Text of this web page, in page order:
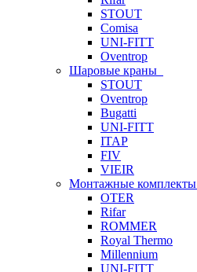
STOUT
Comisa
UNI-FITT
Oventrop
Шаровые краны
STOUT
Oventrop
Bugatti
UNI-FITT
ITAP
FIV
VIEIR
Монтажные комплекты
OTER
Rifar
ROMMER
Royal Thermo
Millennium
UNI-FITT